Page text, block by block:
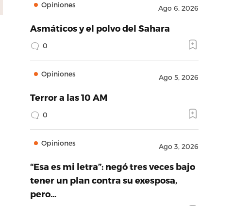
Opiniones Ago 6, 2026
Asmáticos y el polvo del Sahara
0
Opiniones Ago 5, 2026
Terror a las 10 AM
0
Opiniones Ago 3, 2026
“Esa es mi letra”: negó tres veces bajo
tener un plan contra su exesposa,
pero…